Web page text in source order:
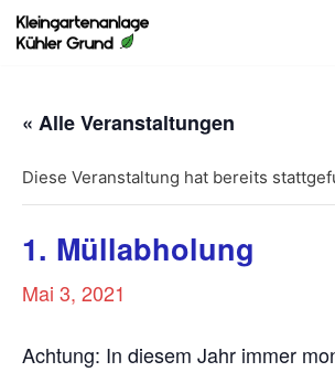
springen
« Alle Veranstaltungen
Diese Veranstaltung hat bereits
1. Müllabholung
Mai 3, 2021
Achtung: In diesem Jahr immer